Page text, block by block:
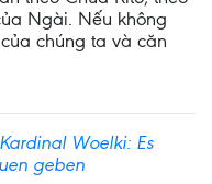
Ngài. Nếu không
chúng ta và căn
Kardinal Woelki: Es
geben